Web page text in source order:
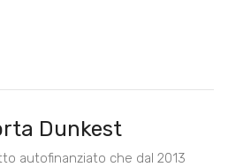
Dunkest
autofinanziato che dal 2013